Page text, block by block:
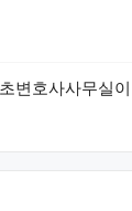
변호사사무실